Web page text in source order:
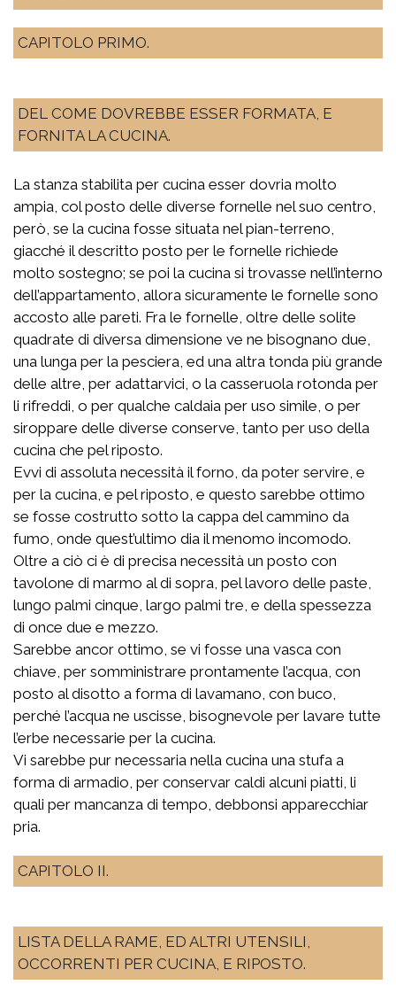
CAPITOLO PRIMO.
DEL COME DOVREBBE ESSER FORMATA, E
FORNITA LA CUCINA.
La stanza stabilita per cucina esser dovria molto
ampia, col posto delle diverse fornelle nel suo centro,
però, se la cucina fosse situata nel pian-terreno,
giacché il descritto posto per le fornelle richiede
molto sostegno; se poi la cucina si trovasse nell’interno
dell’appartamento, allora sicuramente le fornelle sono
accosto alle pareti. Fra le fornelle, oltre delle solite
quadrate di diversa dimensione ve ne bisognano due,
una lunga per la pesciera, ed una altra tonda più grande
delle altre, per adattarvici, o la casseruola rotonda per
li rifreddi, o per qualche caldaia per uso simile, o per
siroppare delle diverse conserve, tanto per uso della
cucina che pel riposto.
Evvi di assoluta necessità il forno, da poter servire, e
per la cucina, e pel riposto, e questo sarebbe ottimo
se fosse costrutto sotto la cappa del cammino da
fumo, onde quest’ultimo dia il menomo incomodo.
Oltre a ciò ci è di precisa necessità un posto con
tavolone di marmo al di sopra, pel lavoro delle paste,
lungo palmi cinque, largo palmi tre, e della spessezza
di once due e mezzo.
Sarebbe ancor ottimo, se vi fosse una vasca con
chiave, per somministrare prontamente l’acqua, con
posto al disotto a forma di lavamano, con buco,
perché l’acqua ne uscisse, bisognevole per lavare tutte
l’erbe necessarie per la cucina.
Vi sarebbe pur necessaria nella cucina una stufa a
forma di armadio, per conservar caldi alcuni piatti, li
quali per mancanza di tempo, debbonsi apparecchiar
pria.
CAPITOLO II.
LISTA DELLA RAME, ED ALTRI UTENSILI,
OCCORRENTI PER CUCINA, E RIPOSTO.